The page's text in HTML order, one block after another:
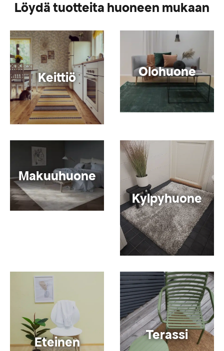
Löydä tuotteita huoneen mukaan
Keittiö Olohuone
Makuuhuone
Kylpyhuone
Eteinen Terassi